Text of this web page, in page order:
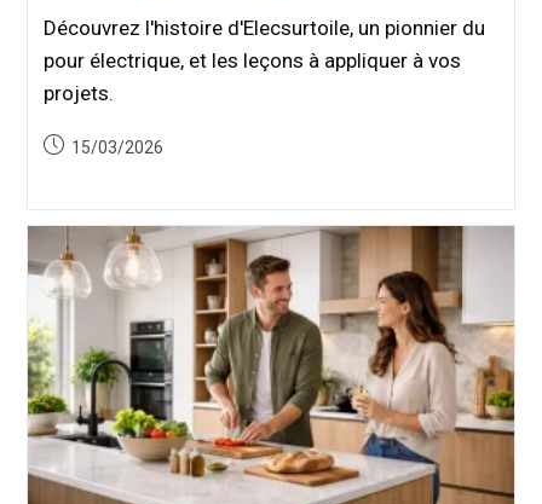
Découvrez l'histoire d'Elecsurtoile, un pionnier du
pour électrique, et les leçons à appliquer à vos
projets.
Publication
15/03/2026